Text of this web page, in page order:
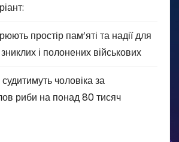
простір пам’яті та надії для
і полонених військових
чоловіка за
риби на понад 80 тисяч